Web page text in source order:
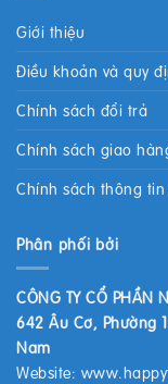
Giới thiệu
Điều khoản và quy
Chính sách đổi trả
Chính sách giao
Chính sách thông
Phân phối bởi
CÔNG TY CỔ PHẦN
642 Âu Cơ, Phường
Nam
Website: